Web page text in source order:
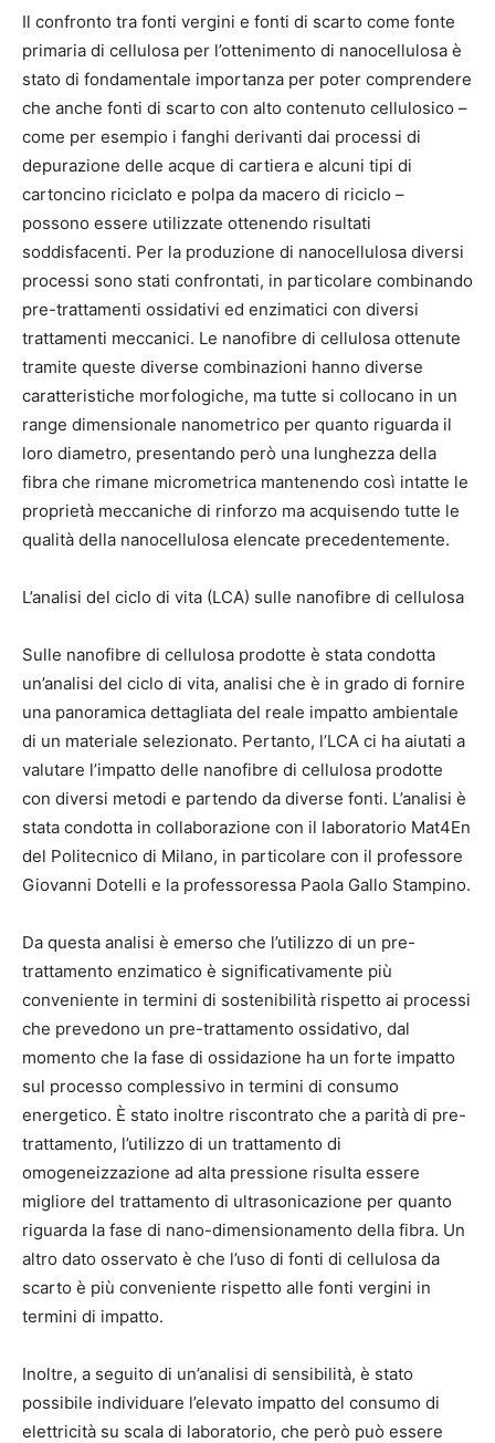
Il confronto tra fonti vergini e fonti di scarto come fonte
primaria di cellulosa per l’ottenimento di nanocellulosa è
stato di fondamentale importanza per poter comprendere
che anche fonti di scarto con alto contenuto cellulosico –
come per esempio i fanghi derivanti dai processi di
depurazione delle acque di cartiera e alcuni tipi di
cartoncino riciclato e polpa da macero di riciclo –
possono essere utilizzate ottenendo risultati
soddisfacenti. Per la produzione di nanocellulosa diversi
processi sono stati confrontati, in particolare combinando
pre-trattamenti ossidativi ed enzimatici con diversi
trattamenti meccanici. Le nanofibre di cellulosa ottenute
tramite queste diverse combinazioni hanno diverse
caratteristiche morfologiche, ma tutte si collocano in un
range dimensionale nanometrico per quanto riguarda il
loro diametro, presentando però una lunghezza della
fibra che rimane micrometrica mantenendo così intatte le
proprietà meccaniche di rinforzo ma acquisendo tutte le
qualità della nanocellulosa elencate precedentemente.
L’analisi del ciclo di vita (LCA) sulle nanofibre di cellulosa
Sulle nanofibre di cellulosa prodotte è stata condotta
un’analisi del ciclo di vita, analisi che è in grado di fornire
una panoramica dettagliata del reale impatto ambientale
di un materiale selezionato. Pertanto, l’LCA ci ha aiutati a
valutare l’impatto delle nanofibre di cellulosa prodotte
con diversi metodi e partendo da diverse fonti. L’analisi è
stata condotta in collaborazione con il laboratorio Mat4En
del Politecnico di Milano, in particolare con il professore
Giovanni Dotelli e la professoressa Paola Gallo Stampino.
Da questa analisi è emerso che l’utilizzo di un pre-
trattamento enzimatico è significativamente più
conveniente in termini di sostenibilità rispetto ai processi
che prevedono un pre-trattamento ossidativo, dal
momento che la fase di ossidazione ha un forte impatto
sul processo complessivo in termini di consumo
energetico. È stato inoltre riscontrato che a parità di pre-
trattamento, l’utilizzo di un trattamento di
omogeneizzazione ad alta pressione risulta essere
migliore del trattamento di ultrasonicazione per quanto
riguarda la fase di nano-dimensionamento della fibra. Un
altro dato osservato è che l’uso di fonti di cellulosa da
scarto è più conveniente rispetto alle fonti vergini in
termini di impatto.
Inoltre, a seguito di un’analisi di sensibilità, è stato
possibile individuare l’elevato impatto del consumo di
elettricità su scala di laboratorio, che però può essere